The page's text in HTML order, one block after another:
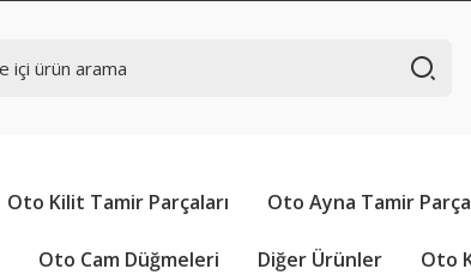
Oto Kilit Tamir Parçaları Oto Ayna Tamir
Oto Cam Düğmeleri Diğer Ürünler Oto